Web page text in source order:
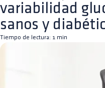
variabilidad
sanos y
Tiempo de lectura: 1 min